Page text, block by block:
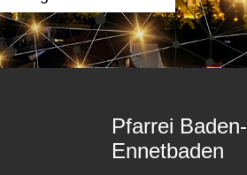
Pfarrei Baden-
Ennetbaden